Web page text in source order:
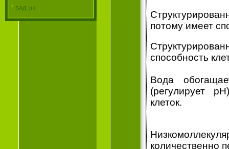
БАД [13]
потому имеет
способность
Вода
(регулирует
клеток.
количественно